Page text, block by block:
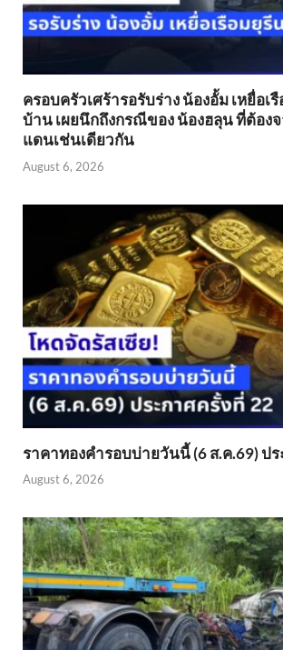
ครอบครัวเศร้ารอรับร่าง น้องอั้ม เหยื่อเ
บ้าน เผยนึกถึงกรณีของ น้องฮลุน ที่ต้อง
แดนเช่นเดียวกัน
August 6, 2026
ราคาทองคำรอบบ่ายวันนี้ (6 ส.ค.69) ป
August 6, 2026